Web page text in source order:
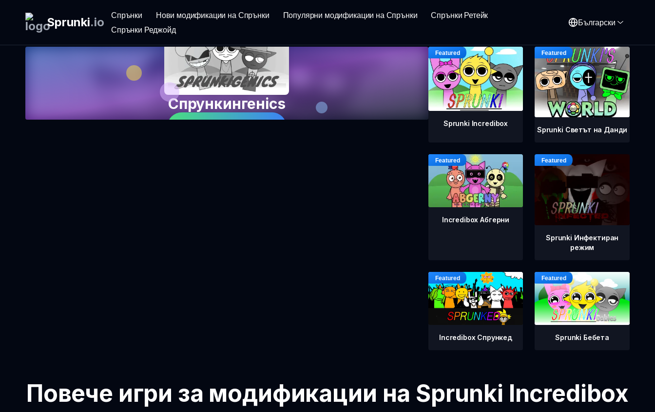
Sprunki.io Спрънки Нови модификации на Спрънки Популярни модификации на Спрънки
Спрънки Ретейк
Спрънки Реджойд
Български
Спрункингенics
Sprunki Incredibox
Sprunki Светът на Данди
Incredibox Абгерни
Sprunki Инфектиран
режим
Incredibox Спрункед Sprunki Бебета
Повече игри за модификации на Sprunki Incredibox